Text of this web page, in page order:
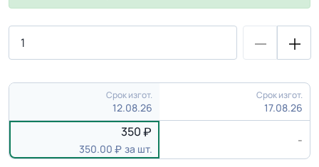
Срок изгот.
12.08.26
Срок изгот.
17.08.26
350
350.00 за шт.
-